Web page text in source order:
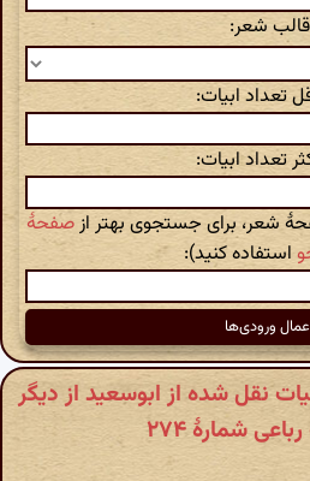
قالب شعر:
تعداد ابیات:
تعداد ابیات:
شعر، برای جستجوی بهتر ازصفحهٔ
استفاده کنید):
نقل شده از ابوسعید از دیگر
شمارهٔ ۲۷۴